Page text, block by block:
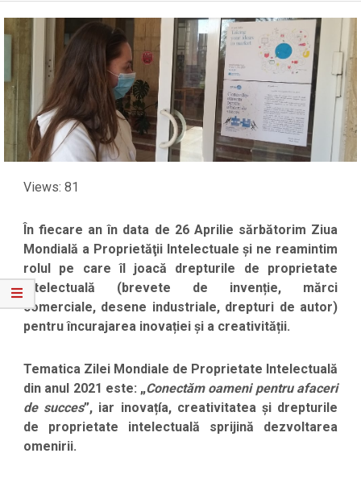
Views: 81
În fiecare an în data de 26 Aprilie sărbătorim Ziua
Mondială a Proprietăţii Intelectuale și ne reamintim
rolul pe care îl joacă drepturile de proprietate
intelectuală (brevete de invenție, mărci
comerciale, desene industriale, drepturi de autor)
pentru încurajarea inovației și a creativității.
Tematica Zilei Mondiale de Proprietate Intelectuală
din anul 2021 este: „Conectăm oameni pentru afaceri
de succes”, iar inovațía, creativitatea și drepturile
de proprietate intelectuală sprijină dezvoltarea
omenirii.